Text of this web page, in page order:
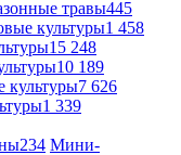
травы445
культуры1 458
15 248
10 189
культуры7 626
1 339
234 Мини-